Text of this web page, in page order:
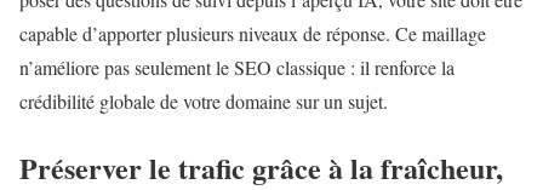
capable d’apporter plusieurs niveaux de réponse. Ce maillage
n’améliore pas seulement le SEO classique : il renforce la
crédibilité globale de votre domaine sur un sujet.
Préserver le trafic grâce à la fraîcheur,